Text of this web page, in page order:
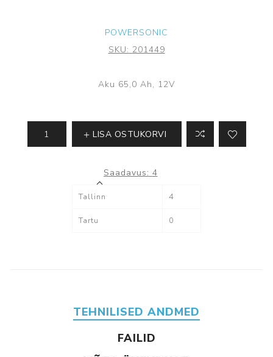
POWERSONIC
SKU: 201449
Aku 65,0 Ah, 12V
LISA OSTUKORVI
Saadavus: 4
Tallinn 4
Tartu 0
TEHNILISED ANDMED
FAILID